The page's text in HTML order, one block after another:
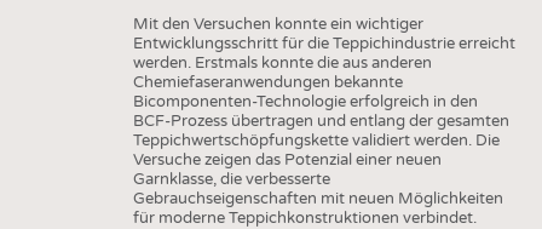
ADRESSEN & LINKS
PUBLIKATIONEN
BRANCHENTERMINE
Mit den Versuchen konnte ein wichtiger
Entwicklungsschritt für die Teppichindustrie erreicht
werden. Erstmals konnte die aus anderen
Chemiefaseranwendungen bekannte
Bicomponenten-Technologie erfolgreich in den
BCF-Prozess übertragen und entlang der gesamten
Teppichwertschöpfungskette validiert werden. Die
Versuche zeigen das Potenzial einer neuen
Garnklasse, die verbesserte
Gebrauchseigenschaften mit neuen Möglichkeiten
für moderne Teppichkonstruktionen verbindet.